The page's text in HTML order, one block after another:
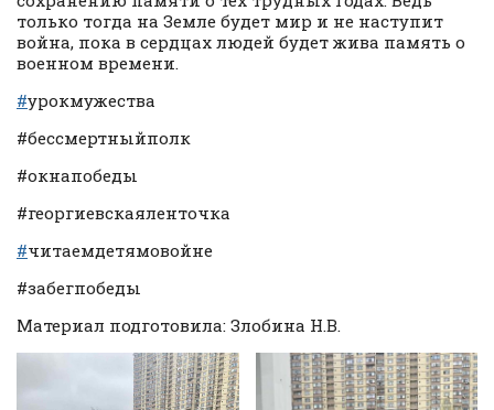
только тогда на Земле будет мир и не наступит
война, пока в сердцах людей будет жива память о
военном времени.
#урокмужества
#бессмертныйполк
#окнапобеды
#георгиевскаяленточка
#читаемдетямовойне
#забегпобеды
Материал подготовила: Злобина Н.В.